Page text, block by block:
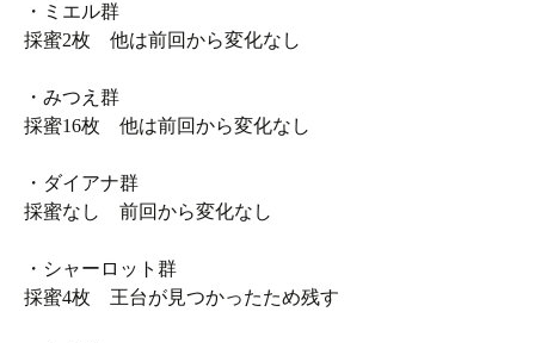
・ミエル群
採蜜2枚 他は前回から変化なし
・みつえ群
採蜜16枚 他は前回から変化なし
・ダイアナ群
採蜜なし 前回から変化なし
・シャーロット群
採蜜4枚 王台が見つかったため残す